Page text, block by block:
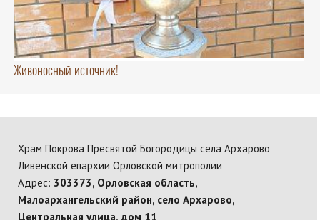
Живоносный источник!
Храм Покрова Пресвятой Богородицы села Архарово
Ливенской епархии Орловской митрополии
Адрес: 303373, Орловская область,
Малоархангельский район, село Архарово,
Центральная улица, дом 11